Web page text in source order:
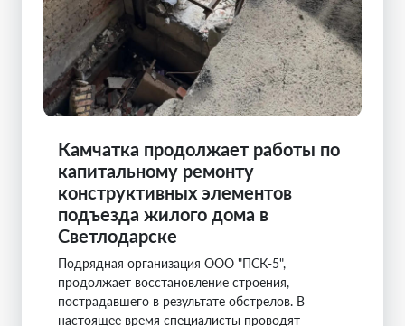
Камчатка продолжает работы по
капитальному ремонту
конструктивных элементов
подъезда жилого дома в
Светлодарске
Подрядная организация ООО "ПСК-5",
продолжает восстановление строения,
пострадавшего в результате обстрелов. В
настоящее время специалисты проводят